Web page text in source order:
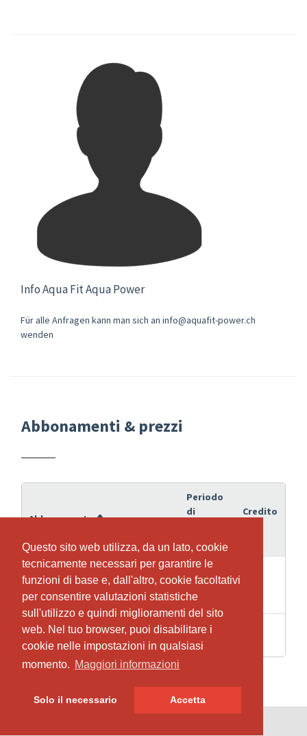
Questo sito web utilizza, da un lato, cookie
tecnicamente necessari per garantire le
funzioni di base e, dall'altro, cookie facoltativi
per consentire valutazioni statistiche
sull'utilizzo e quindi miglioramenti del sito
web. Nel tuo browser, puoi disabilitare i
cookie nelle impostazioni in qualsiasi
momento. Maggiori informazioni
Solo il necessario Accetta
Questo sito web utilizza, da un lato, cookie
tecnicamente necessari per garantire le
funzioni di base e, dall'altro, cookie facoltativi
per consentire valutazioni statistiche
sull'utilizzo e quindi miglioramenti del sito
web. Nel tuo browser, puoi disabilitare i
cookie nelle impostazioni in qualsiasi
momento. Maggiori informazioni
Solo il necessario Accetta
Info Aqua Fit Aqua Power
Für alle Anfragen kann man sich an info@aquafit-power.ch
wenden
Abbonamenti & prezzi
Abbonamento
Periodo
di
Credito
2026-02
18.10.2026
-
20.12.2026
Schnupperabo
2
Settimane